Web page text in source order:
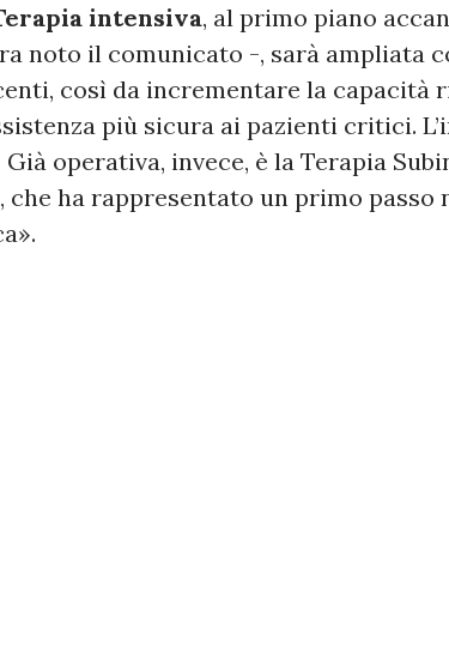
intensiva, al primo piano
noto il comunicato -, sarà ampliata
così da incrementare la capacità
più sicura ai pazienti critici.
Già operativa, invece, è la Terapia
che ha rappresentato un primo passo